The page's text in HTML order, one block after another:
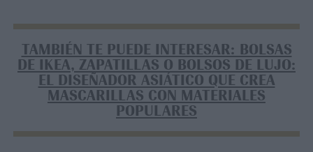
TAMBIÉN TE PUEDE INTERESAR: BOLSAS
DE IKEA, ZAPATILLAS O BOLSOS DE LUJO:
EL DISEÑADOR ASIÁTICO QUE CREA
MASCARILLAS CON MATERIALES
POPULARES